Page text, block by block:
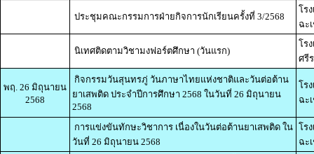
ประชุมคณะกรรมการฝ่ายกิจการนักเรียนครั้งที่ 3/2568
โร
ฉะ
นิเทศติดตามวิชามงฟอร์ตศึกษา (วันแรก)
โร
ศรี
พฤ. 26 มิถุนายน
2568
กิจกรรมวันสุนทรภู่ วันภาษาไทยแห่งชาติและวันต่อต้าน
ยาเสพติด ประจำปีการศึกษา 2568 ในวันที่ 26 มิถุนายน
2568
โร
ฉะ
การแข่งขันทักษะวิชาการ เนื่องในวันต่อต้านยาเสพติด ใน
วันที่ 26 มิถุนายน 2568
โร
ฉะ